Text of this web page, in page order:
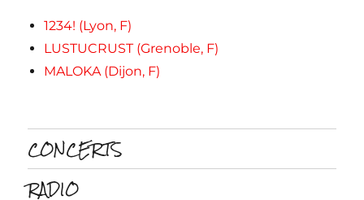
1234! (Lyon, F)
LUSTUCRUST (Grenoble, F)
MALOKA (Dijon, F)
CONCERTS
RADIO